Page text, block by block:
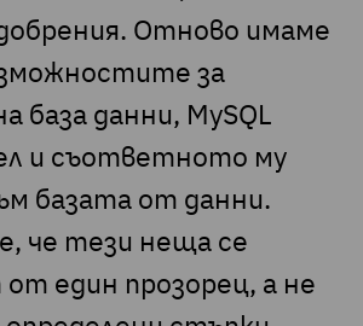
Отново имаме
за
база данни, MySQL
и съответното му
базата от данни.
че тези неща се
един прозорец, а не